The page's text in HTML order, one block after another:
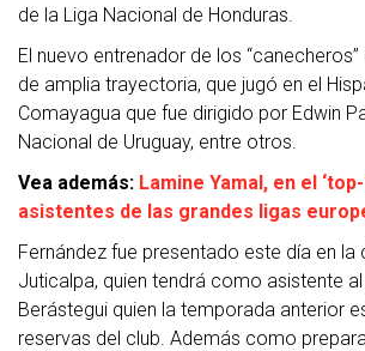
de la Liga Nacional de Honduras.
El nuevo entrenador de los
de amplia trayectoria, que jugó en el
Comayagua que fue dirigido por Edwin
Nacional de Uruguay, entre otros.
Vea además: Lamine Yamal, en el
asistentes de las grandes ligas
Fernández fue presentado este día en la
Juticalpa, quien tendrá como asistente
Berástegui quien la temporada anterior
reservas del club. Además como